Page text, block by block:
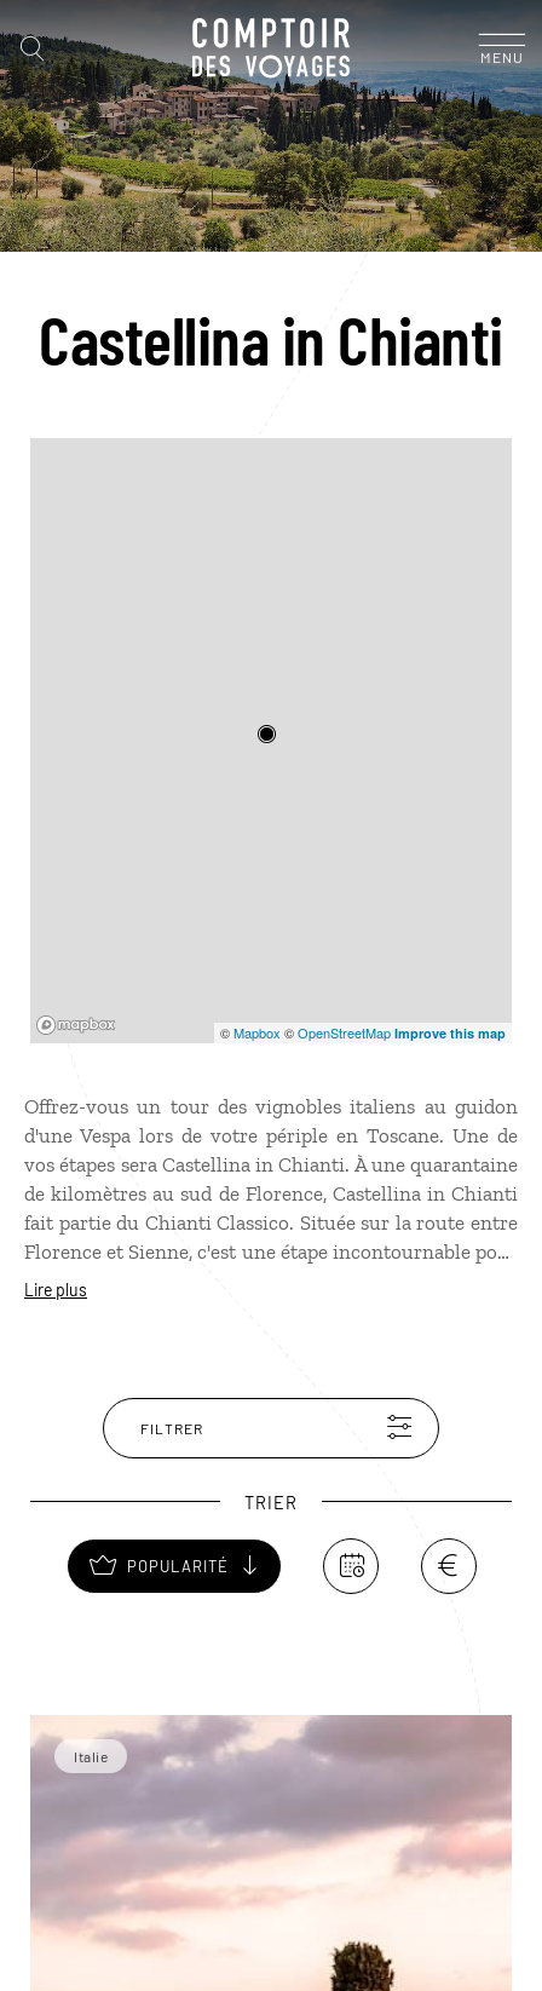
MENU
Castellina in Chianti
©Mapbox ©OpenStreetMap Improve this map
Offrez-vous un tour des vignobles italiens au guidon
d'une Vespa lors de votre périple en Toscane. Une de
vos étapes sera Castellina in Chianti. À une quarantaine
de kilomètres au sud de Florence, Castellina in Chianti
fait partie du Chianti Classico. Située sur la route entre
Florence et Sienne, c'est une étape incontournable pour
découvrir le chianti, le célèbre vin italien. Depuis sa
une bonne assiette de jambon.
Lire plus
FILTRER
TRIER
POPULARITÉ
Italie